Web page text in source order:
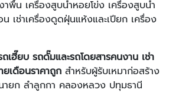
าพื้น เครื่องสูบน้ำหอยโข่ง เครื่องสูบน้ำ
เช่าเครื่องดูดฝุ่นแห้งและเปียก เครื่อง
เฮี๊ยบ รถดั๊มและรถโดยสารคนงาน เช่า
ยเดือนราคาถูก สำหรับผู้รับเหมาก่อสร้าง
ยก ลำลูกกา คลองหลวง ปทุมธานี